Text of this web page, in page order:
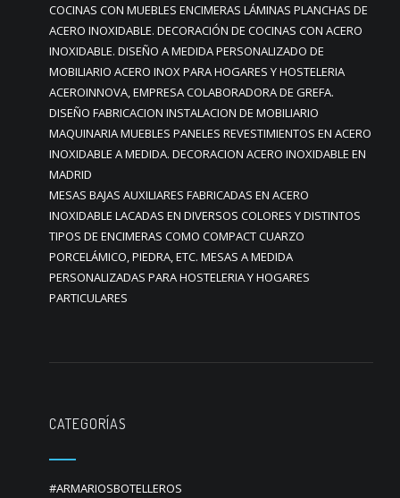
COCINAS CON MUEBLES ENCIMERAS LÁMINAS PLANCHAS DE
ACERO INOXIDABLE. DECORACIÓN DE COCINAS CON ACERO
INOXIDABLE. DISEÑO A MEDIDA PERSONALIZADO DE
MOBILIARIO ACERO INOX PARA HOGARES Y HOSTELERIA
ACEROINNOVA, EMPRESA COLABORADORA DE GREFA.
DISEÑO FABRICACION INSTALACION DE MOBILIARIO
MAQUINARIA MUEBLES PANELES REVESTIMIENTOS EN ACERO
INOXIDABLE A MEDIDA. DECORACION ACERO INOXIDABLE EN
MADRID
MESAS BAJAS AUXILIARES FABRICADAS EN ACERO
INOXIDABLE LACADAS EN DIVERSOS COLORES Y DISTINTOS
TIPOS DE ENCIMERAS COMO COMPACT CUARZO
PORCELÁMICO, PIEDRA, ETC. MESAS A MEDIDA
PERSONALIZADAS PARA HOSTELERIA Y HOGARES
PARTICULARES
CATEGORÍAS
#ARMARIOSBOTELLEROS